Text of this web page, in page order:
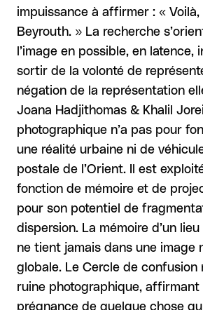
impuissance à affirmer : « Voilà,
Beyrouth. » La recherche
l’image en possible, en latence,
sortir de la volonté de
négation de la représentation
Joana Hadjithomas & Khalil
photographique n’a pas pour
une réalité urbaine ni de
postale de l’Orient. Il est
fonction de mémoire et de
pour son potentiel de
dispersion. La mémoire d’un lieu
ne tient jamais dans une image
globale. Le Cercle de
ruine photographique, affirmant
prégnance de quelque chose